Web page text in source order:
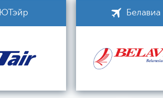
ЮТэйр Белавиа